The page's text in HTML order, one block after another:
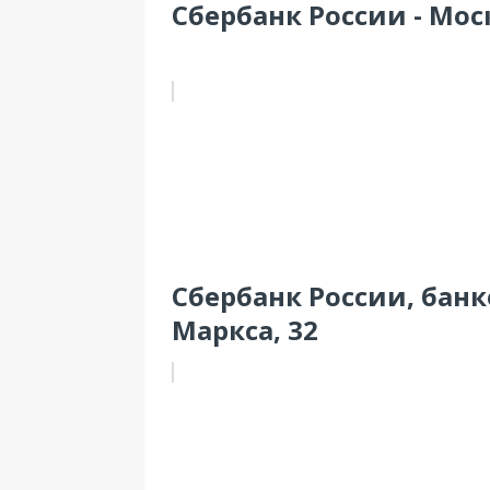
Сбербанк России -
Сбербанк России,
Маркса, 32